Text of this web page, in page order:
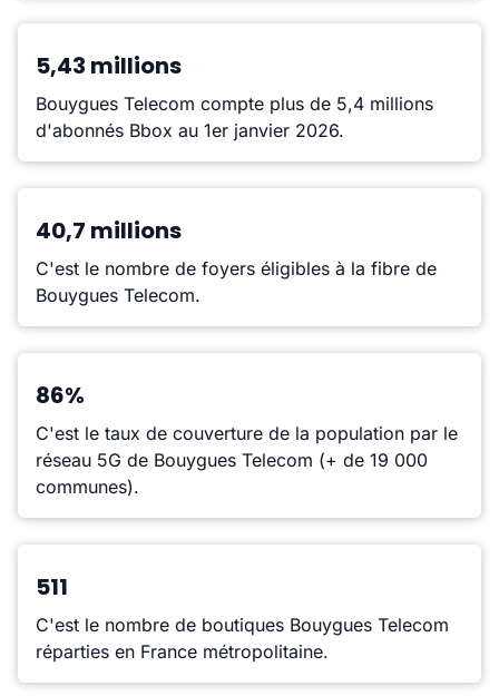
5,43 millions
Bouygues Telecom compte plus de 5,4 millions
d'abonnés Bbox au 1er janvier 2026.
40,7 millions
C'est le nombre de foyers éligibles à la fibre de
Bouygues Telecom.
86%
C'est le taux de couverture de la population par le
réseau 5G de Bouygues Telecom (+ de 19 000
communes).
511
C'est le nombre de boutiques Bouygues Telecom
réparties en France métropolitaine.